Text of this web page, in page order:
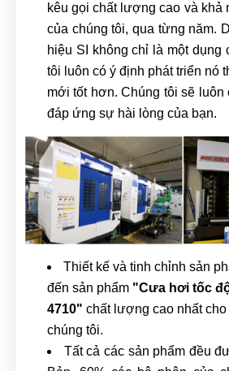
kêu gọi chất lượng cao và khả
của chúng tôi, qua từng năm.
hiệu SI không chỉ là một dụng
tôi luôn có ý định phát triển nó
mới tốt hơn. Chúng tôi sẽ luôn
đáp ứng sự hài lòng của bạn.
Thiết kế và tinh chỉnh sản
đến sản phẩm "Cưa hơi tốc
4710" chất lượng cao nhất
chúng tôi.
Tất cả các sản phẩm đều